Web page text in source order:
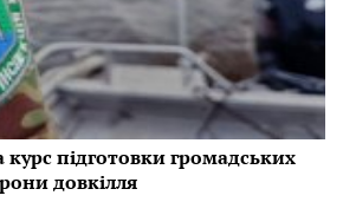
курс підготовки громадських
довкілля